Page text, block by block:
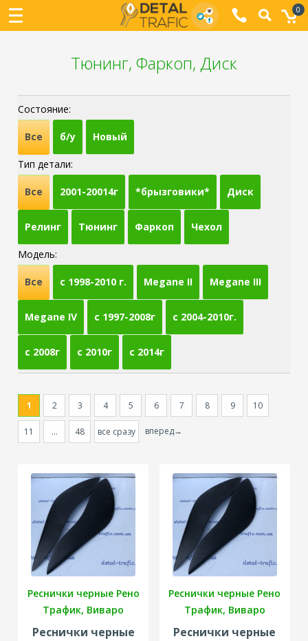
0
Тюнинг, Фаркоп, Диск
Состояние:
Все б/у Новый
Тип детали:
Все 2001-20014г *брызговики* Диск
Релинг Тюнинг Фаркоп Чехол
Модель:
Все c 1998-2010 г. Megane II Megane III
Megane IV с 1997-2008г с 2004-2010г.
с 2008г с 2010г с 2014г
1 2 3 4 5 6 7 8 9 10
11 ... 48 все сразу вперед→
Реснички черные Рено
Трафик, Виваро
Реснички черные
Реснички черные Рено
Трафик, Виваро
Реснички черные